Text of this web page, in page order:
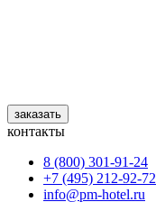
заказать
контакты
8 (800) 301‑91‑24
+7 (495) 212‑92‑72
info@pm-hotel.ru